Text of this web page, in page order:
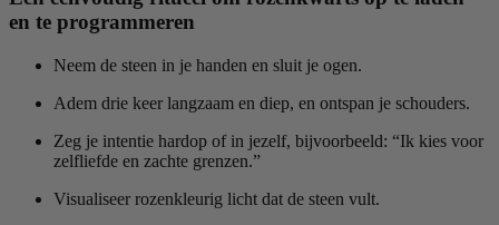
en te programmeren
Neem de steen in je handen en sluit je ogen.
Adem drie keer langzaam en diep, en ontspan je schouders.
Zeg je intentie hardop of in jezelf, bijvoorbeeld: “Ik kies voor
zelfliefde en zachte grenzen.”
Visualiseer rozenkleurig licht dat de steen vult.